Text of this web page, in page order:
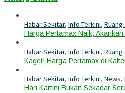
Habar Sekitar, Info Terkini,
Harga Pertamax Naik,
Habar Sekitar, Info Terkini,
Kaget! Harga Pertamax di
Habar Sekitar, Info Terkini, News,
Hari Kartini Bukan Sekadar